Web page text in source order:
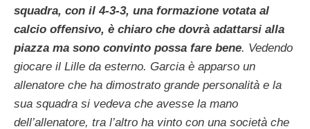
squadra, con il 4-3-3, una formazione votata al
calcio offensivo, è chiaro che dovrà adattarsi alla
piazza ma sono convinto possa fare bene. Vedendo
giocare il Lille da esterno. Garcia è apparso un
allenatore che ha dimostrato grande personalità e la
sua squadra si vedeva che avesse la mano
dell’allenatore, tra l’altro ha vinto con una società che